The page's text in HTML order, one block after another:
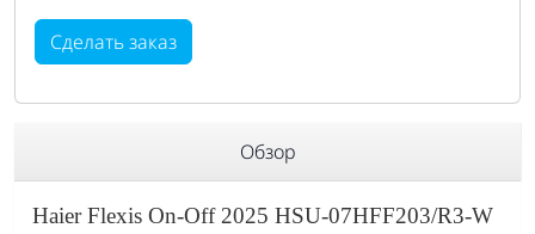
Сделать заказ
Обзор
Haier Flexis On-Off 2025 HSU-07HFF203/R3-W